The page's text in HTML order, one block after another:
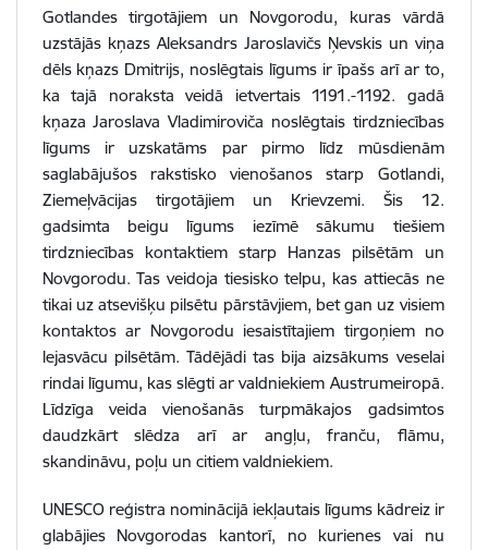
Gotlandes tirgotājiem un Novgorodu, kuras vārdā
uzstājās kņazs Aleksandrs Jaroslavičs Ņevskis un viņa
dēls kņazs Dmitrijs, noslēgtais līgums ir īpašs arī ar to,
ka tajā noraksta veidā ietvertais 1191.-1192. gadā
kņaza Jaroslava Vladimiroviča noslēgtais tirdzniecības
līgums ir uzskatāms par pirmo līdz mūsdienām
saglabājušos rakstisko vienošanos starp Gotlandi,
Ziemeļvācijas tirgotājiem un Krievzemi. Šis 12.
gadsimta beigu līgums iezīmē sākumu tiešiem
tirdzniecības kontaktiem starp Hanzas pilsētām un
Novgorodu. Tas veidoja tiesisko telpu, kas attiecās ne
tikai uz atsevišķu pilsētu pārstāvjiem, bet gan uz visiem
kontaktos ar Novgorodu iesaistītajiem tirgoņiem no
lejasvācu pilsētām. Tādējādi tas bija aizsākums veselai
rindai līgumu, kas slēgti ar valdniekiem Austrumeiropā.
Līdzīga veida vienošanās turpmākajos gadsimtos
daudzkārt slēdza arī ar angļu, franču, flāmu,
skandināvu, poļu un citiem valdniekiem.
UNESCO reģistra nominācijā iekļautais līgums kādreiz ir
glabājies Novgorodas kantorī, no kurienes vai nu